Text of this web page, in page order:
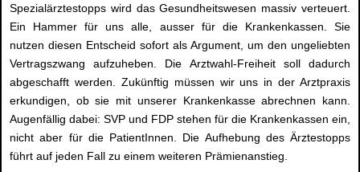
Spezialärztestopps wird das Gesundheitswesen massiv verteuert.
Ein Hammer für uns alle, ausser für die Krankenkassen. Sie
nutzen diesen Entscheid sofort als Argument, um den ungeliebten
Vertragszwang aufzuheben. Die Arztwahl-Freiheit soll dadurch
abgeschafft werden. Zukünftig müssen wir uns in der Arztpraxis
erkundigen, ob sie mit unserer Krankenkasse abrechnen kann.
Augenfällig dabei: SVP und FDP stehen für die Krankenkassen ein,
nicht aber für die PatientInnen. Die Aufhebung des Ärztestopps
führt auf jeden Fall zu einem weiteren Prämienanstieg.